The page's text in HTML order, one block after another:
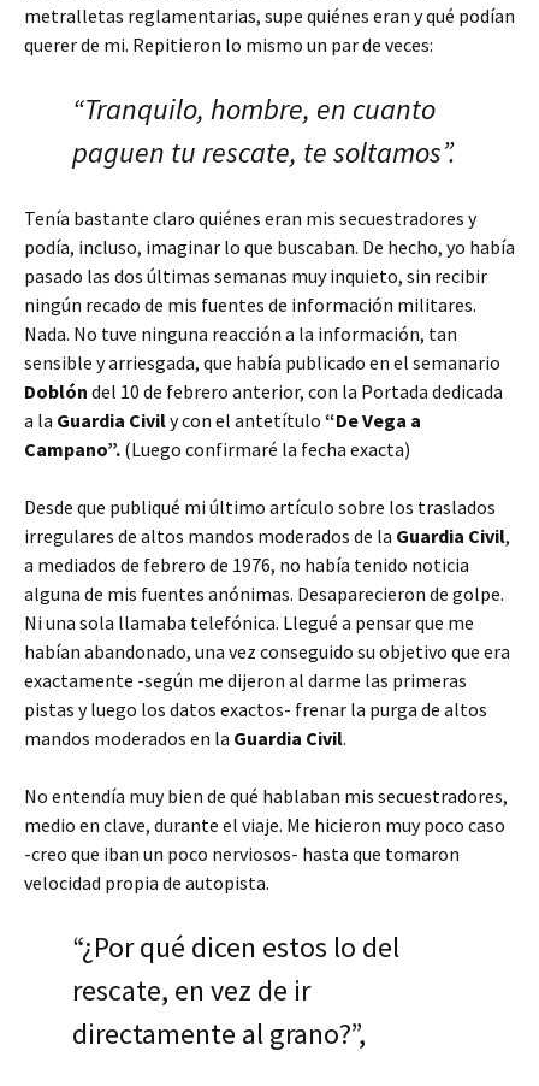
metralletas reglamentarias, supe quiénes eran y qué podían
querer de mi. Repitieron lo mismo un par de veces:
“Tranquilo, hombre, en cuanto
paguen tu rescate, te soltamos”.
Tenía bastante claro quiénes eran mis secuestradores y
podía, incluso, imaginar lo que buscaban. De hecho, yo había
pasado las dos últimas semanas muy inquieto, sin recibir
ningún recado de mis fuentes de información militares.
Nada. No tuve ninguna reacción a la información, tan
sensible y arriesgada, que había publicado en el semanario
Doblón del 10 de febrero anterior, con la Portada dedicada
a la Guardia Civily con el antetítulo “De Vega a
Campano”. (Luego confirmaré la fecha exacta)
Desde que publiqué mi último artículo sobre los traslados
irregulares de altos mandos moderados de la Guardia Civil,
a mediados de febrero de 1976, no había tenido noticia
alguna de mis fuentes anónimas. Desaparecieron de golpe.
Ni una sola llamaba telefónica. Llegué a pensar que me
habían abandonado, una vez conseguido su objetivo que era
exactamente -según me dijeron al darme las primeras
pistas y luego los datos exactos- frenar la purga de altos
mandos moderados en la Guardia Civil.
No entendía muy bien de qué hablaban mis secuestradores,
medio en clave, durante el viaje. Me hicieron muy poco caso
-creo que iban un poco nerviosos- hasta que tomaron
velocidad propia de autopista.
“¿Por qué dicen estos lo del
rescate, en vez de ir
directamente al grano?”,